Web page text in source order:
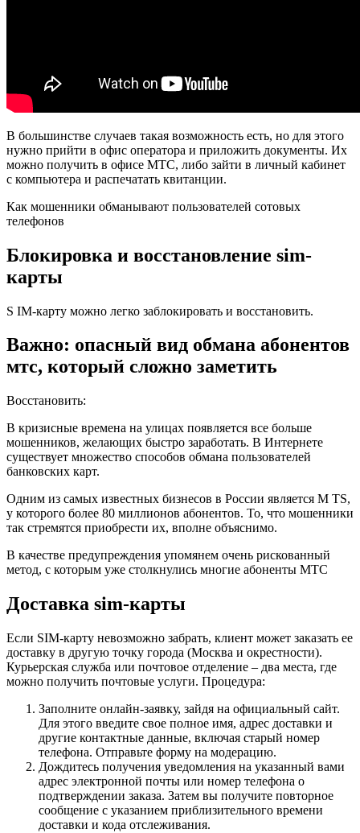
В большинстве случаев такая возможность есть, но для этого
нужно прийти в офис оператора и приложить документы. Их
можно получить в офисе МТС, либо зайти в личный кабинет
с компьютера и распечатать квитанции.
Как мошенники обманывают пользователей сотовых
телефонов
Блокировка и восстановление sim-
карты
S IM-карту можно легко заблокировать и восстановить.
Важно: опасный вид обмана абонентов
мтс, который сложно заметить
Восстановить:
В кризисные времена на улицах появляется все больше
мошенников, желающих быстро заработать. В Интернете
существует множество способов обмана пользователей
банковских карт.
Одним из самых известных бизнесов в России является M TS,
у которого более 80 миллионов абонентов. То, что мошенники
так стремятся приобрести их, вполне объяснимо.
В качестве предупреждения упомянем очень рискованный
метод, с которым уже столкнулись многие абоненты МТС
Доставка sim-карты
Если SIM-карту невозможно забрать, клиент может заказать ее
доставку в другую точку города (Москва и окрестности).
Курьерская служба или почтовое отделение – два места, где
можно получить почтовые услуги. Процедура:
Заполните онлайн-заявку, зайдя на официальный сайт.
Для этого введите свое полное имя, адрес доставки и
другие контактные данные, включая старый номер
телефона. Отправьте форму на модерацию.
Дождитесь получения уведомления на указанный вами
адрес электронной почты или номер телефона о
подтверждении заказа. Затем вы получите повторное
сообщение с указанием приблизительного времени
доставки и кода отслеживания.